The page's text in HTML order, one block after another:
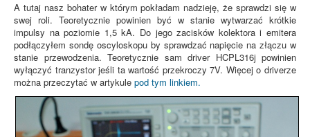
A tutaj nasz bohater w którym pokładam nadzieję, że sprawdzi się w
swej roli. Teoretycznie powinien być w stanie wytwarzać krótkie
impulsy na poziomie 1,5 kA. Do jego zacisków kolektora i emitera
podłączyłem sondę oscyloskopu by sprawdzać napięcie na złączu w
stanie przewodzenia. Teoretycznie sam driver HCPL316j powinien
wyłączyć tranzystor jeśli ta wartość przekroczy 7V. Więcej o driverze
można przeczytać w artykule pod tym linkiem.